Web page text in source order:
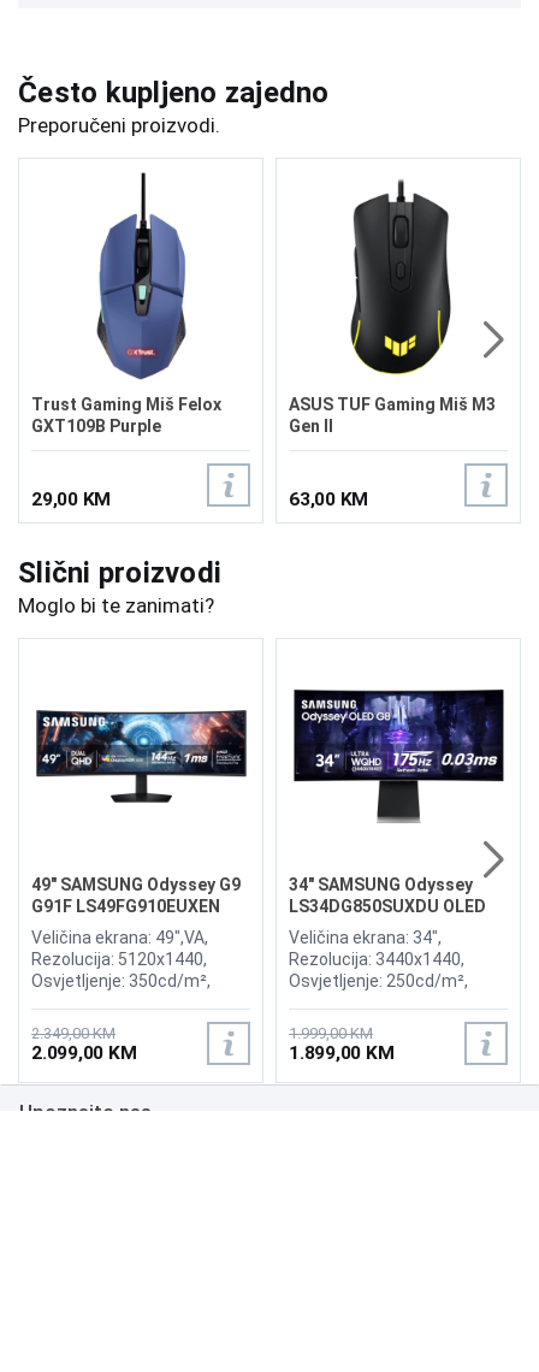
Često kupljeno zajedno
Preporučeni proizvodi.
Trust Gaming Miš Felox
GXT109B Purple
29,00 KM
ASUS TUF Gaming Miš M3
Gen II
63,00 KM
Slični proizvodi
Moglo bi te zanimati?
49" SAMSUNG Odyssey G9
G91F LS49FG910EUXEN
144Hz Gaming Curved
Display
Veličina ekrana: 49",VA,
Rezolucija: 5120x1440,
Osvjetljenje: 350cd/m²,
Osvježenje: 144Hz, AMD
FreeSync Premium Pro,
Priključci: 2xHDMI 2.1,
DisplayPort, 2xUSB 3.2, USB-
B
2.349,00 KM
2.099,00 KM
34" SAMSUNG Odyssey
LS34DG850SUXDU OLED
G8 175Hz Gaming Curved
Display
Veličina ekrana: 34",
Rezolucija: 3440x1440,
Osvjetljenje: 250cd/m²,
Osvježenje: 175Hz, AMD
FreeSync Premium,
Wireless LAN, Bluetooth ,
Priključci: 2xHDMI,
1.999,00 KM
1.899,00 KM
Upoznajte nas